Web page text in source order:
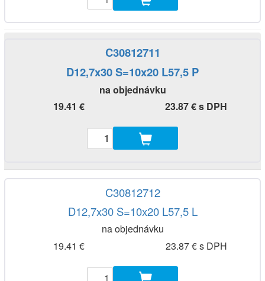
C30812711
D12,7x30 S=10x20 L57,5 P
na objednávku
19.41 €
23.87 € s DPH
C30812712
D12,7x30 S=10x20 L57,5 L
na objednávku
19.41 €
23.87 € s DPH